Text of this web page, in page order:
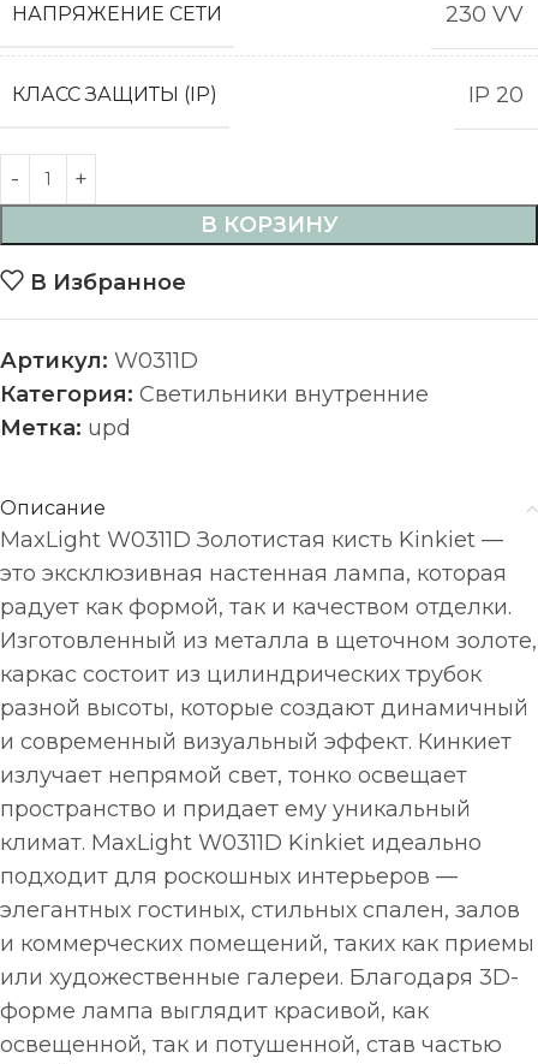
НАПРЯЖЕНИЕ СЕТИ 230 VV
КЛАСС ЗАЩИТЫ (IP) IP 20
В КОРЗИНУ
В Избранное
Артикул: W0311D
Категория: Светильники внутренние
Метка: upd
Описание
MaxLight W0311D Золотистая кисть Kinkiet —
это эксклюзивная настенная лампа, которая
радует как формой, так и качеством отделки.
Изготовленный из металла в щеточном золоте,
каркас состоит из цилиндрических трубок
разной высоты, которые создают динамичный
и современный визуальный эффект. Кинкиет
излучает непрямой свет, тонко освещает
пространство и придает ему уникальный
климат. MaxLight W0311D Kinkiet идеально
подходит для роскошных интерьеров —
элегантных гостиных, стильных спален, залов
и коммерческих помещений, таких как приемы
или художественные галереи. Благодаря 3D-
форме лампа выглядит красивой, как
освещенной, так и потушенной, став частью